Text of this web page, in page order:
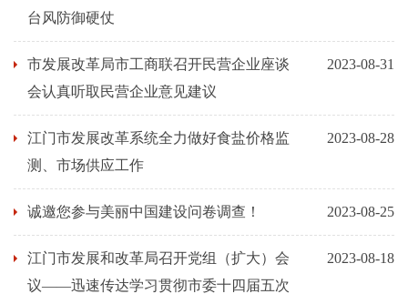
台风防御硬仗
市发展改革局市工商联召开民营企业座谈
会认真听取民营企业意见建议
2023-08-31
江门市发展改革系统全力做好食盐价格监
测、市场供应工作
2023-08-28
诚邀您参与美丽中国建设问卷调查！ 2023-08-25
江门市发展和改革局召开党组（扩大）会
议——迅速传达学习贯彻市委十四届五次
2023-08-18